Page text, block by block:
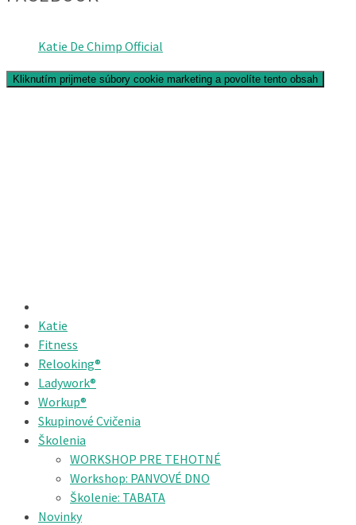
Katie De Chimp Official
Kliknutím prijmete súbory cookie marketing a povolíte tento obsah
Katie
Fitness
Relooking®
Ladywork®
Workup®
Skupinové Cvičenia
Školenia
WORKSHOP PRE TEHOTNÉ
Workshop: PANVOVÉ DNO
Školenie: TABATA
Novinky